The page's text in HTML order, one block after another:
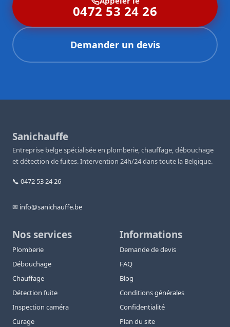
0472 53 24 26
Demander un devis
Sanichauffe
Entreprise belge spécialisée en plomberie, chauffage, débouchage
et détection de fuites. Intervention 24h/24 dans toute la Belgique.
📞 0472 53 24 26
✉ info@sanichauffe.be
Nos services
Plomberie
Débouchage
Chauffage
Détection fuite
Inspection caméra
Curage
Informations
Demande de devis
FAQ
Blog
Conditions générales
Confidentialité
Plan du site